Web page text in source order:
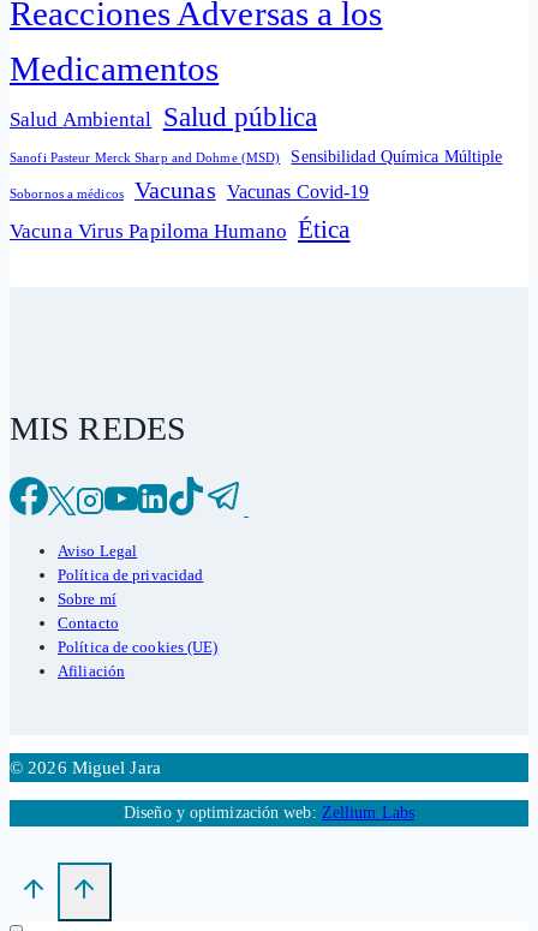
Reacciones Adversas a los
Medicamentos
Salud Ambiental Salud pública
Sanofi Pasteur Merck Sharp and Dohme (MSD) Sensibilidad Química Múltiple
Sobornos a médicos Vacunas Vacunas Covid-19
Vacuna Virus Papiloma Humano Ética
MIS REDES
Aviso Legal
Política de privacidad
Sobre mí
Contacto
Política de cookies (UE)
Afiliación
© 2026 Miguel Jara
Diseño y optimización web: Zellium Labs